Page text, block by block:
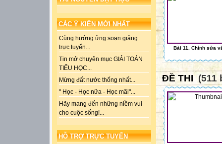
CÁC Ý KIẾN MỚI NHẤT
Cùng hưởng ửng soạn giảng
trực tuyến...
Tin mở chuyên mục GIẢI TOÁN
TIỂU HỌC...
Mừng đất nước thống nhất...
" Học - Học nữa - Học mãi"...
Hãy mang đến những niềm vui
cho cuộc sống!...
HỖ TRỢ TRỰC TUYẾN
Bài 11. Chỉnh sửa
ĐỀ THI (511